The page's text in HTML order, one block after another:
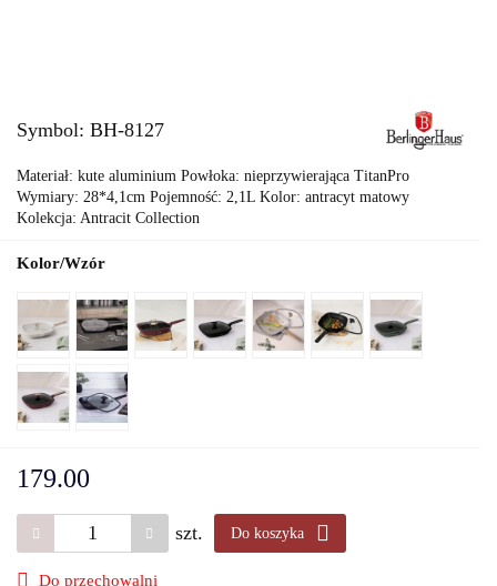
Symbol: BH-8127
Materiał: kute aluminium Powłoka: nieprzywierająca TitanPro
Wymiary: 28*4,1cm Pojemność: 2,1L Kolor: antracyt matowy
Kolekcja: Antracit Collection
Kolor/Wzór
179.00
szt. Do koszyka
Do przechowalni